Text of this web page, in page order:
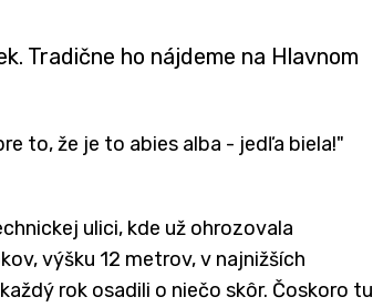
Tradične ho nájdeme na Hlavnom
to, že je to abies alba - jedľa biela!"
ulici, kde už ohrozovala
výšku 12 metrov, v najnižších
rok osadili o niečo skôr. Čoskoro tu